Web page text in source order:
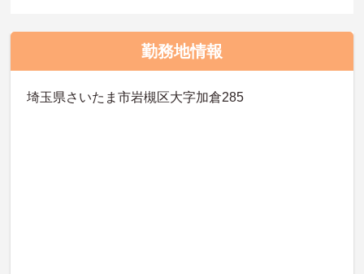
勤務地情報
埼玉県さいたま市岩槻区大字加倉285